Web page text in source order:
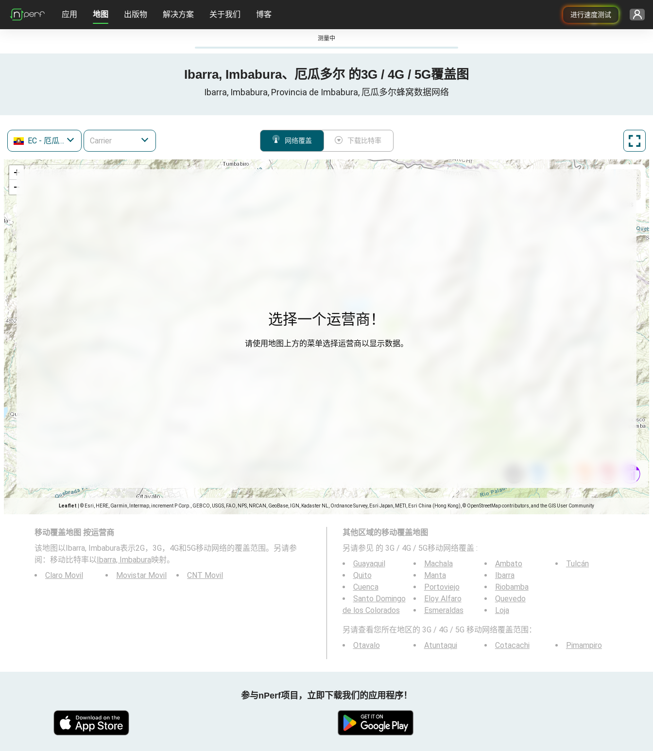
进行速度测试
应用 地图 出版物 解决方案 关于我们 博客
测量中
Ibarra, Imbabura、厄瓜多尔 的3G / 4G / 5G覆盖图
Ibarra, Imbabura, Provincia de Imbabura, 厄瓜多尔蜂窝数据网络
EC - 厄瓜多尔 网络覆盖 下载比特率
+
−
Leaflet © Esri, HERE, Garmin, Intermap, increment P Corp., GEBCO, USGS, FAO, NPS, NRCAN, GeoBase, IGN, Kadaster NL, Ordnance Survey, Esri Japan, METI, Esri China (Hong Kong), © OpenStreetMap contributors, and the GIS User Community
选择一个运营商！
请使用地图上方的菜单选择运营商以显示数据。
移动覆盖地图 按运营商
该地图以Ibarra, Imbabura表示2G，3G，4G和5G移动网络的覆盖范围。另请参
阅：移动比特率以Ibarra, Imbabura映射。
Claro Movil
Movistar Movil CNT Movil
其他区域的移动覆盖地图
另请参见 的 3G / 4G / 5G移动网络覆盖 :
Guayaquil
Quito
Cuenca
Santo Domingo
de los Colorados
Machala
Manta
Portoviejo
Eloy Alfaro
Esmeraldas
Ambato
Ibarra
Riobamba
Quevedo
Loja
Tulcán
另请查看您所在地区的 3G / 4G / 5G 移动网络覆盖范围：
Otavalo
Atuntaqui Cotacachi Pimampiro
参与nPerf项目，立即下载我们的应用程序！